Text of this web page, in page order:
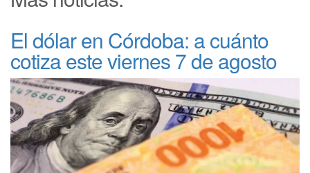
El dólar en Córdoba: a cuánto
cotiza este viernes 7 de agosto